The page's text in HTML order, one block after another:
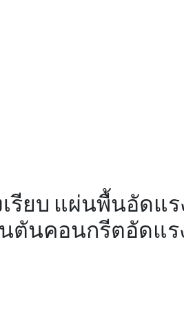
รียบ แผ่นพื้นอัดแ
ตันคอนกรีตอัดแ